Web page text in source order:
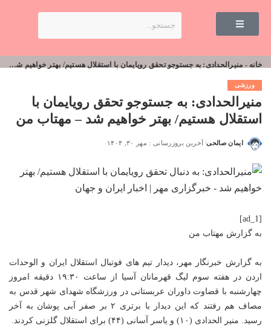
خانه - منیرالحدادی: به جستوجو تحقق رویایمان با استقلال هستیم/ بهتر خواهیم شد – مهتاب من
ورزشی
منیرالحدادی: به جستوجو تحقق رویایمان با
استقلال هستیم/ بهتر خواهیم شد – مهتاب من
ایمان صالحی آخرین بروزرسانی : مهر ۳۰, ۱۴۰۴
[ad_1]
به گزارش مهتاب من
به گزارش خبرنگار مهر، دیدار تیم های فوتبال استقلال ایران و الوحدات
اردن در هفته سوم لیگ قهرمانان آسیا از ساعت ۱۹:۳۰ دقیقه امروز
چهارشنبه با قضاوت داوران عربستانی در ورزشگاه شهدای شهر قدس به
مصاف هم رفتند که این دیدار با برتری ۲ بر صفر آبی پوشان به آخر
رسید. منیر الحدادی (۱۰) و یاسر آسانی (۴۴) برای استقلال گلزنی کردند.